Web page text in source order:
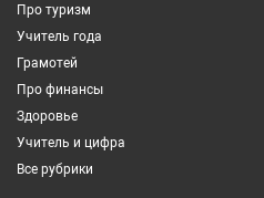
Про туризм
Учитель года
Грамотей
Про финансы
Здоровье
Учитель и цифра
Все рубрики